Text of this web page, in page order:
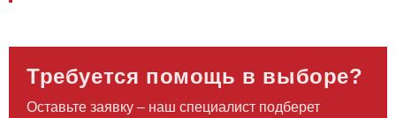
Требуется помощь в выборе?
Оставьте заявку – наш специалист подберет